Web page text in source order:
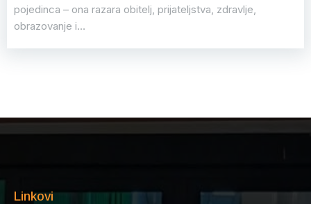
pojedinca – ona razara obitelj, prijateljstva, zdravlje,
obrazovanje i…
Linkovi